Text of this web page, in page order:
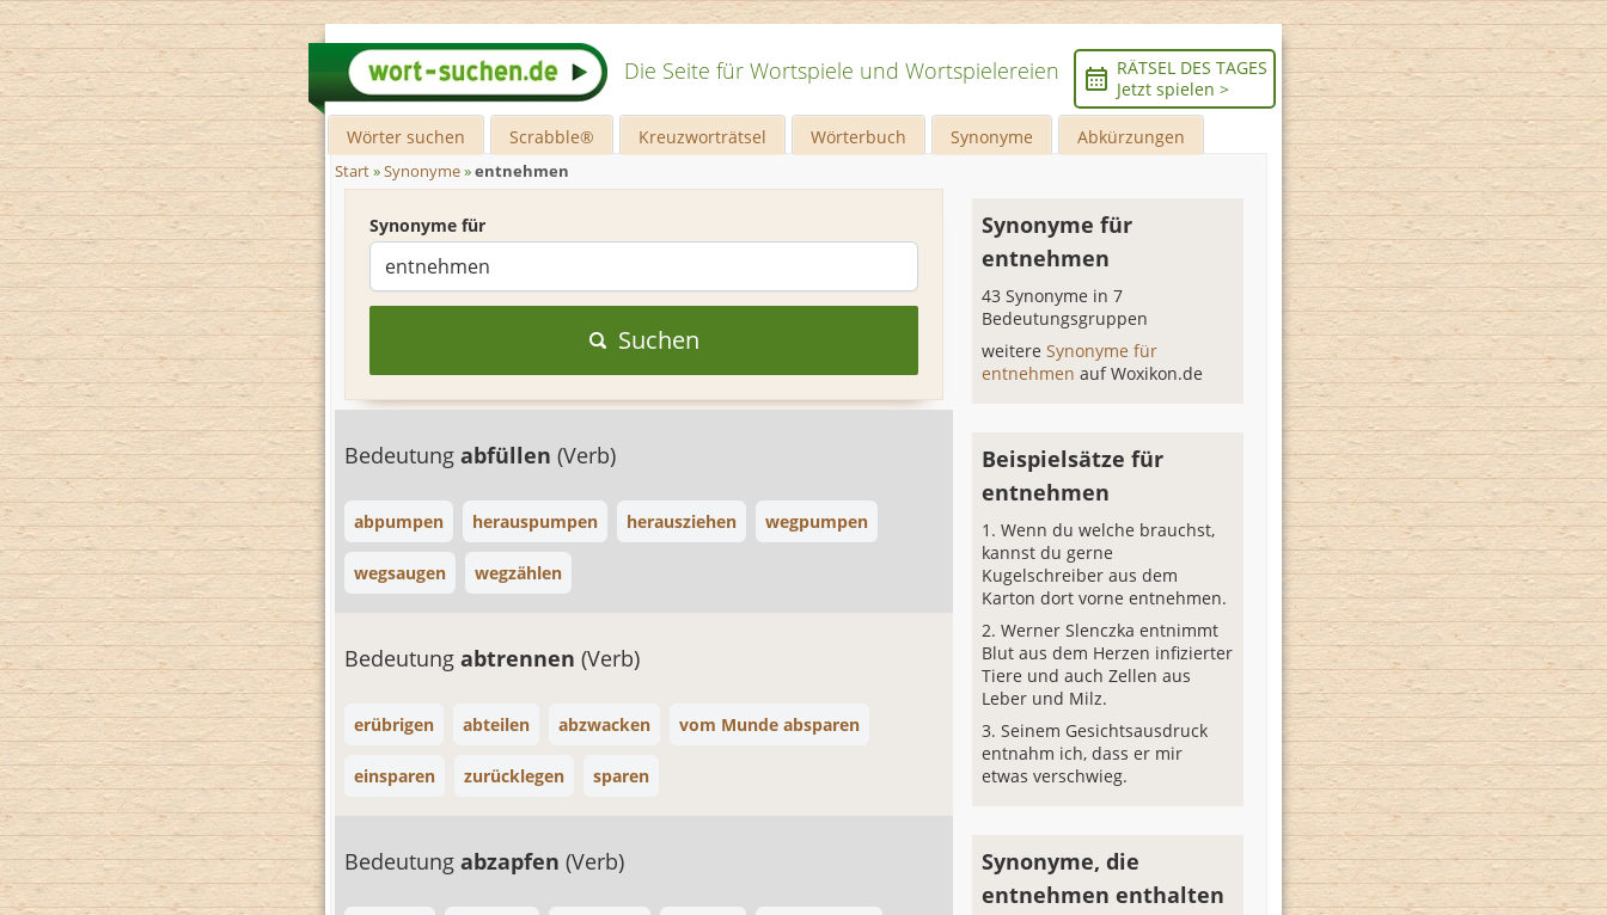
Die Seite für Wortspiele und Wortspielereien
RÄTSEL DES TAGES
Jetzt spielen >
Wörter suchen Scrabble® Kreuzworträtsel Wörterbuch Synonyme Abkürzungen
Start»Synonyme»entnehmen
Synonyme für
Suchen
Bedeutung abfüllen (Verb)
abpumpen herauspumpen herausziehen wegpumpen
wegsaugen wegzählen
Bedeutung abtrennen (Verb)
erübrigen abteilen abzwacken vom Munde absparen
einsparen zurücklegen sparen
Bedeutung abzapfen (Verb)
Synonyme für
entnehmen
43 Synonyme in 7
Bedeutungsgruppen
weitereSynonyme für
entnehmenauf Woxikon.de
Beispielsätze für
entnehmen
Wenn du welche brauchst,
kannst du gerne
Kugelschreiber aus dem
Karton dort vorne entnehmen.
Werner Slenczka entnimmt
Blut aus dem Herzen infizierter
Tiere und auch Zellen aus
Leber und Milz.
Seinem Gesichtsausdruck
entnahm ich, dass er mir
etwas verschwieg.
Synonyme, die
entnehmen enthalten